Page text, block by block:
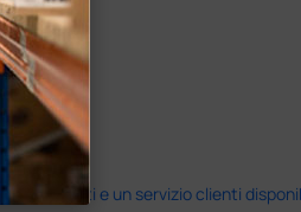
previsti e un servizio clienti